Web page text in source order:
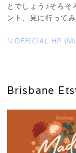
とでしょう♪そろ
ント、見に行って
▽OFFICIAL HP
Brisbane